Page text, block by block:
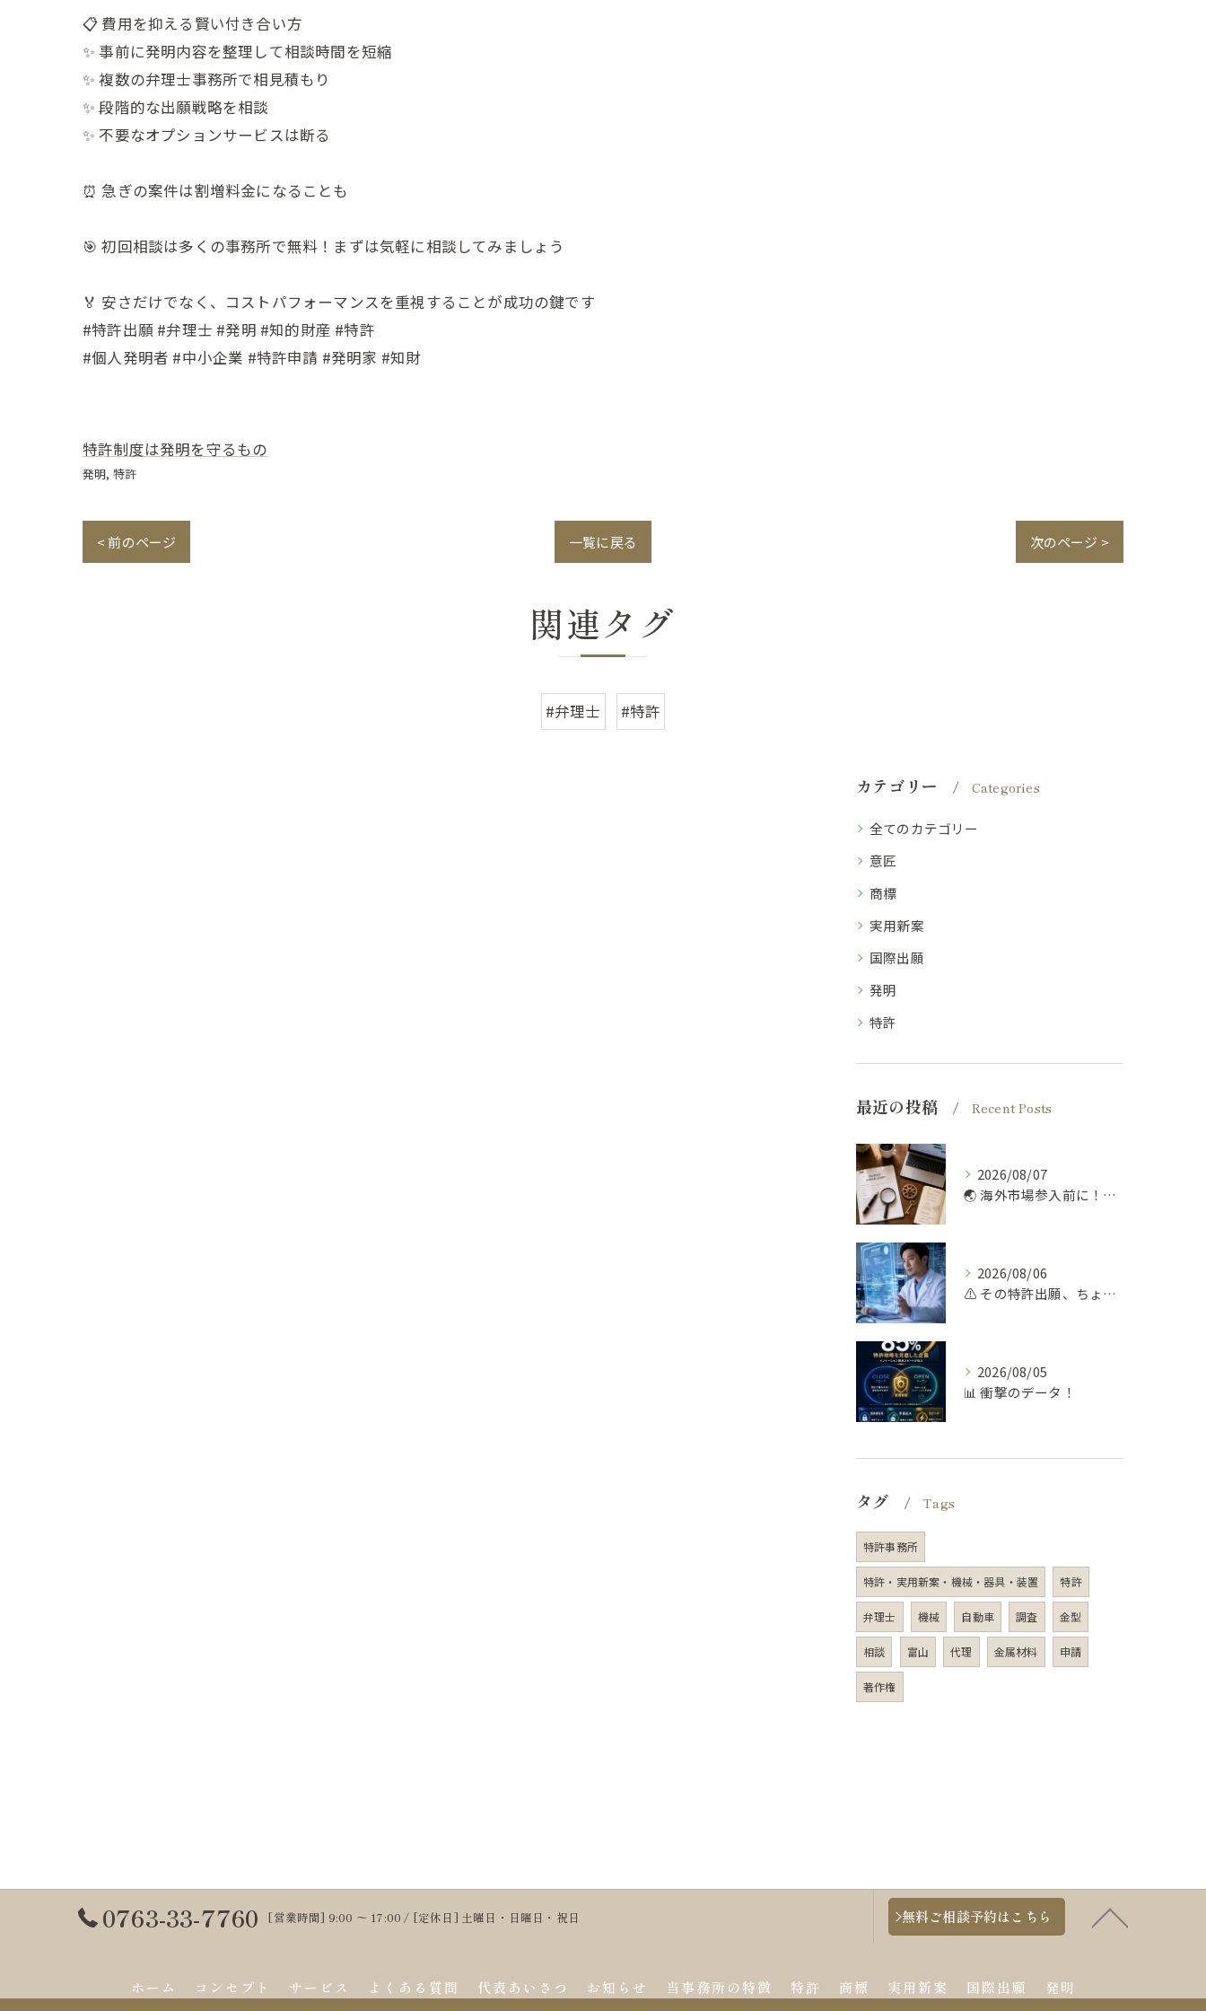
📋 費用を抑える賢い付き合い方
✨ 事前に発明内容を整理して相談時間を短縮
✨ 複数の弁理士事務所で相見積もり
✨ 段階的な出願戦略を相談
✨ 不要なオプションサービスは断る
⏰ 急ぎの案件は割増料金になることも
🎯 初回相談は多くの事務所で無料！まずは気軽に相談してみましょう
🏅 安さだけでなく、コストパフォーマンスを重視することが成功の鍵です
#特許出願 #弁理士 #発明 #知的財産 #特許
#個人発明者 #中小企業 #特許申請 #発明家 #知財
特許制度は発明を守るもの
発明 特許
< 前のページ 一覧に戻る 次のページ >
関連タグ
#弁理士 #特許
カテゴリー Categories
全てのカテゴリー
意匠
商標
実用新案
国際出願
発明
特許
最近の投稿 Recent Posts
2026/08/07
🌏 海外市場参入前に！弁理士が勧める知財デューデリ 🔍
2026/08/06
⚠️ その特許出願、ちょっと待って！
2026/08/05
📊 衝撃のデータ！
タグ Tags
特許事務所
特許・実用新案・機械・器具・装置 特許
弁理士 機械 自動車 調査 金型
相談 富山 代理 金属材料 申請
著作権
0763-33-7760 [営業時間] 9:00 〜 17:00 / [定休日] 土曜日・日曜日・祝日 無料ご相談予約はこちら
ホーム コンセプト サービス よくある質問 代表あいさつ お知らせ 当事務所の特徴 特許 商標 実用新案 国際出願 発明